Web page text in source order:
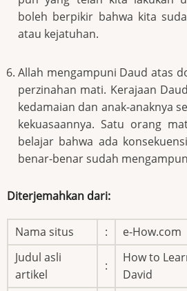
boleh berpikir bahwa kita
atau kejatuhan.
Allah mengampuni Daud atas
perzinahan mati. Kerajaan
kedamaian dan anak-anaknya
kekuasaannya. Satu orang
belajar bahwa ada
benar-benar sudah
Diterjemahkan dari:
Nama situs :
e-How.com
Judul asli
artikel
:
How to
David